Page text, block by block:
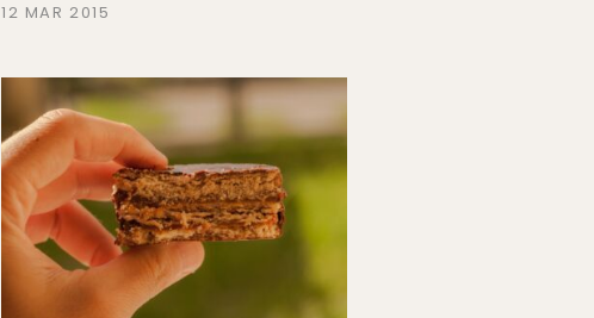
12 MAR 2015